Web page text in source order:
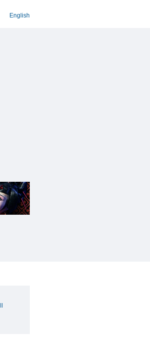
English